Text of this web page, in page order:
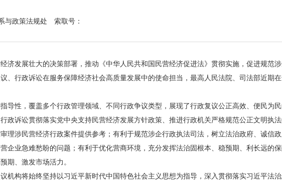
与政策法规处 索取号：
发展壮大的决策部署，推动《中华人民共和国民营经济促进法》贯彻实施，促进规范
、行政诉讼在服务保障经济社会高质量发展中的使命担当，最高人民法院、司法部近期
性，覆盖多个行政管理领域、不同行政争议类型，展现了行政复议公正高效、便民为
政诉讼贯彻落实党中央支持民营经济发展方针政策、推进行政机关严格规范公正文明执
理涉民营经济行政案件提供参考；有利于规范涉企行政执法司法，树立法治政府、诚信
企业急难愁盼的问题；有利于优化营商环境，充分发挥法治固根本、稳预期、利长远的
期、激发市场活力。
构将始终坚持以习近平新时代中国特色社会主义思想为指导，深入贯彻落实习近平法